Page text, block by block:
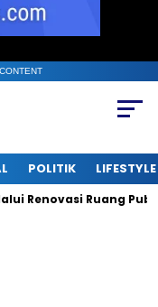
POLITIK LIFESTYLE
Ruang Publik